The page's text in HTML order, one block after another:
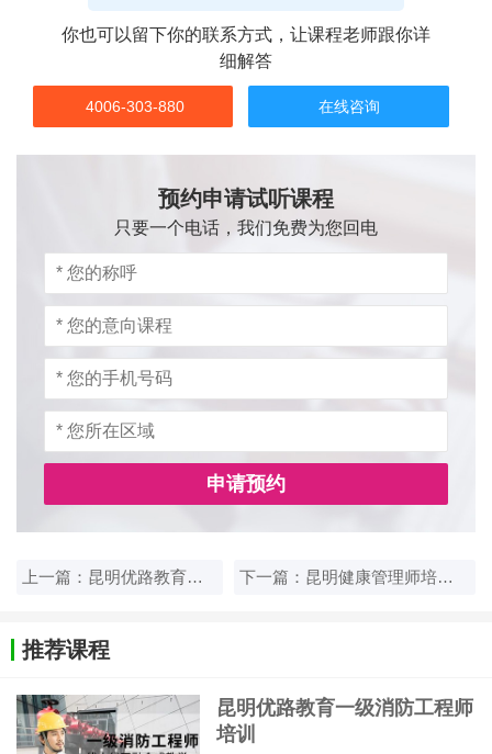
你也可以留下你的联系方式，让课程老师跟你详
细解答
4006-303-880 在线咨询
预约申请试听课程
只要一个电话，我们免费为您回电
申请预约
上一篇：昆明优路教育一级建造师培训 下一篇：昆明健康管理师培训学校哪家口碑好
推荐课程
昆明优路教育一级消防工程师
培训